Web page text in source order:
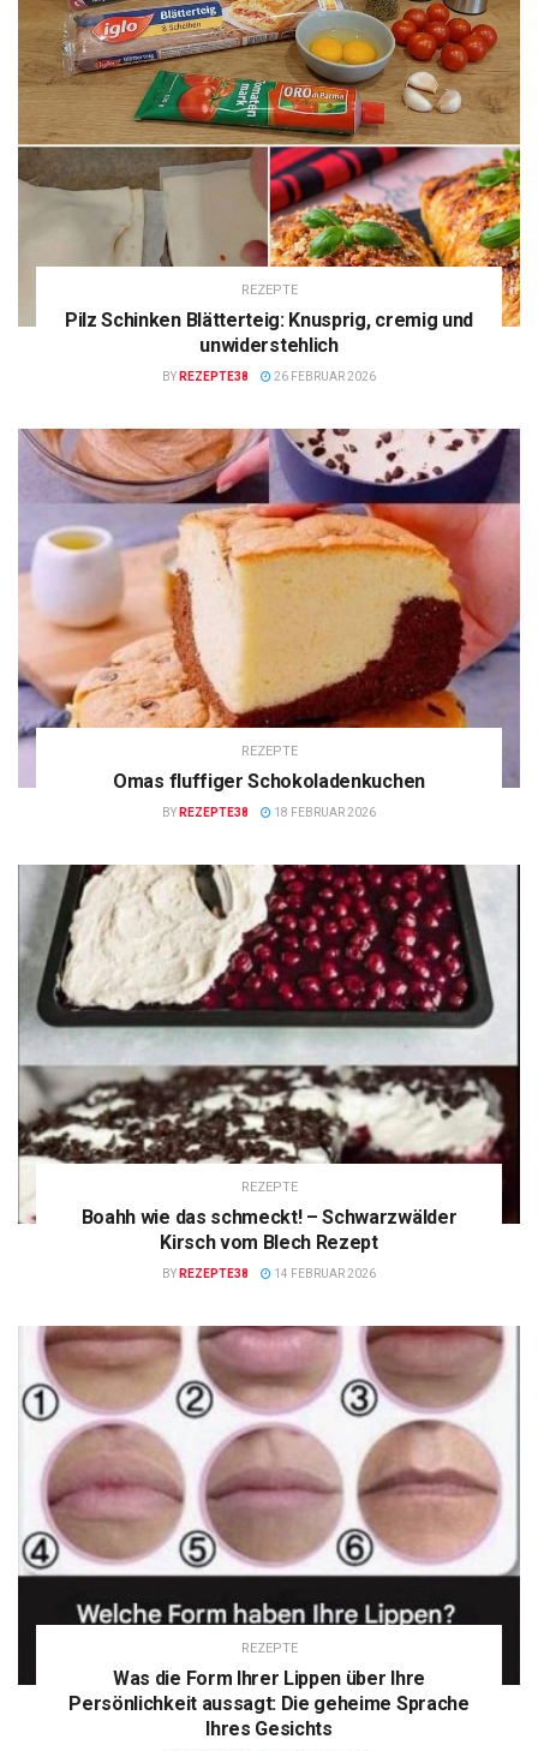
REZEPTE
Pilz Schinken Blätterteig: Knusprig, cremig und
unwiderstehlich
BY REZEPTE38 26 FEBRUAR 2026
REZEPTE
Omas fluffiger Schokoladenkuchen
BY REZEPTE38 18 FEBRUAR 2026
REZEPTE
Boahh wie das schmeckt! – Schwarzwälder
Kirsch vom Blech Rezept
BY REZEPTE38 14 FEBRUAR 2026
REZEPTE
Was die Form Ihrer Lippen über Ihre
Persönlichkeit aussagt: Die geheime Sprache
Ihres Gesichts